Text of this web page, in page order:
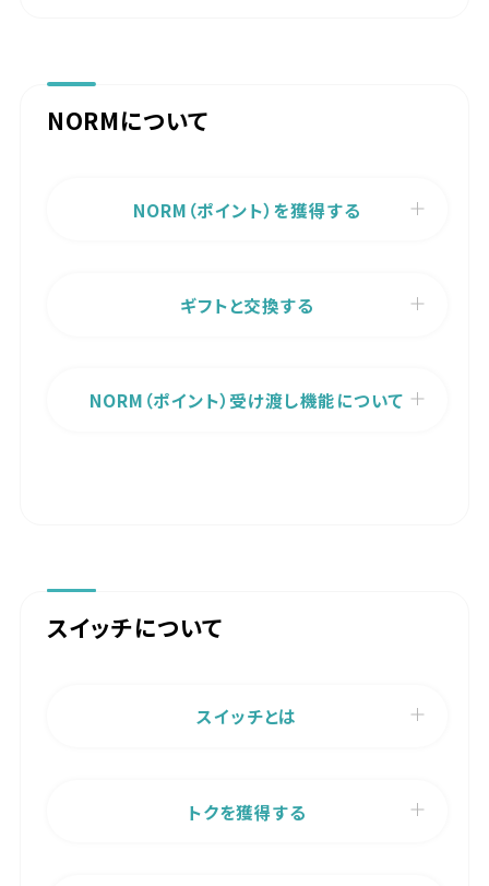
NORMについて
NORM（ポイント）を獲得する
ギフトと交換する
NORM（ポイント）受け渡し機能について
スイッチについて
スイッチとは
トクを獲得する